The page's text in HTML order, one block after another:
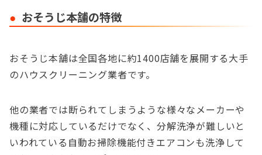
おそうじ本舗の特徴
おそうじ本舗は全国各地に約1400店舗を展開する大手
のハウスクリーニング業者です。
他の業者では断られてしまうような様々なメーカーや
機種に対応しているだけでなく、分解洗浄が難しいと
いわれている自動お掃除機能付きエアコンも洗浄して